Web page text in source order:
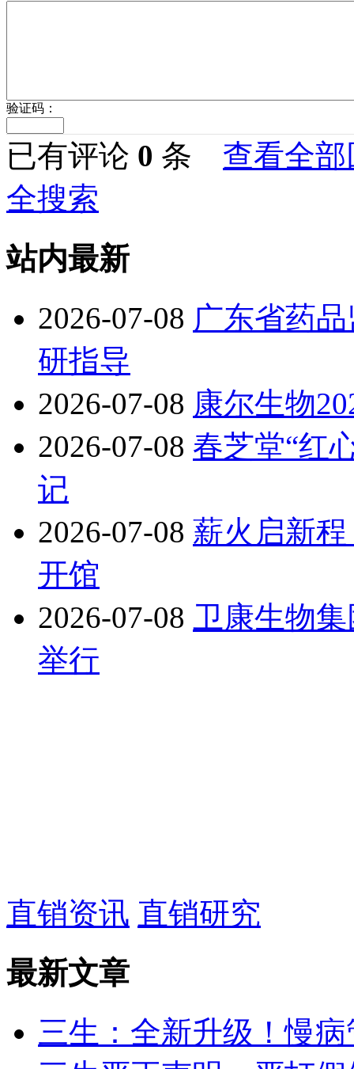
验证码：
已有评论 0 条 查看全部
全搜索
站内最新
2026-07-08 广东省药
研指导
2026-07-08 康尔生物
2026-07-08 春芝堂“红
记
2026-07-08 薪火启新
开馆
2026-07-08 卫康生物
举行
直销资讯 直销研究
最新文章
三生：全新升级！慢